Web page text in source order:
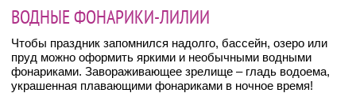
ВОДНЫЕ ФОНАРИКИ-ЛИЛИИ
Чтобы праздник запомнился надолго, бассейн, озеро или
пруд можно оформить яркими и необычными водными
фонариками. Завораживающее зрелище – гладь водоема,
украшенная плавающими фонариками в ночное время!